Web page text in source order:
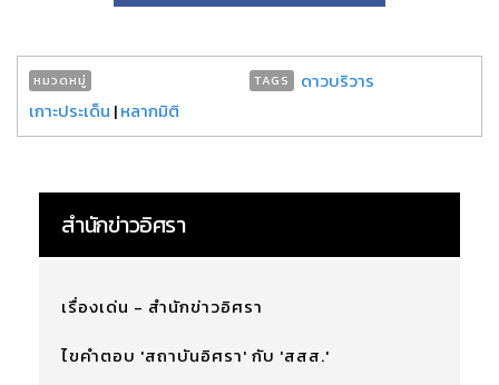
หมวดหมู่
เกาะประเด็น |หลากมิติ
TAGS ดาวบริวาร
สำนักข่าวอิศรา
เรื่องเด่น - สำนักข่าวอิศรา
ไขคำตอบ 'สถาบันอิศรา' กับ 'สสส.'